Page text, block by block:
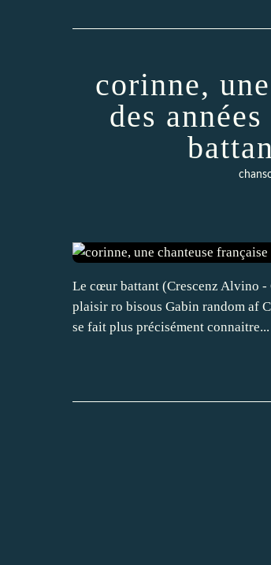
corinne,
des
Le cœur battant (Crescenz Alvino
plaisir ro bisous Gabin random af
se fait plus précisément connaitre...